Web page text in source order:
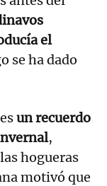
el
se ha dado
un recuerdo
,
hogueras
motivó que